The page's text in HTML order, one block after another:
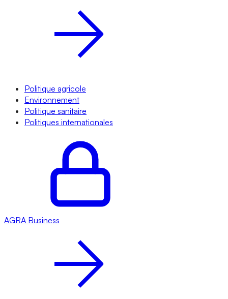
Politique agricole
Environnement
Politique sanitaire
Politiques internationales
AGRA Business